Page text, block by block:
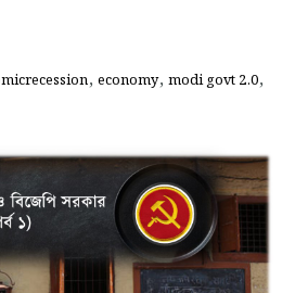
, economy, modi govt 2.0,